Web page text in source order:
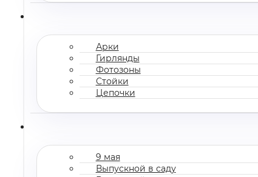
Арки
Гирлянды
Фотозоны
Стойки
Цепочки
9 мая
Выпускной в саду